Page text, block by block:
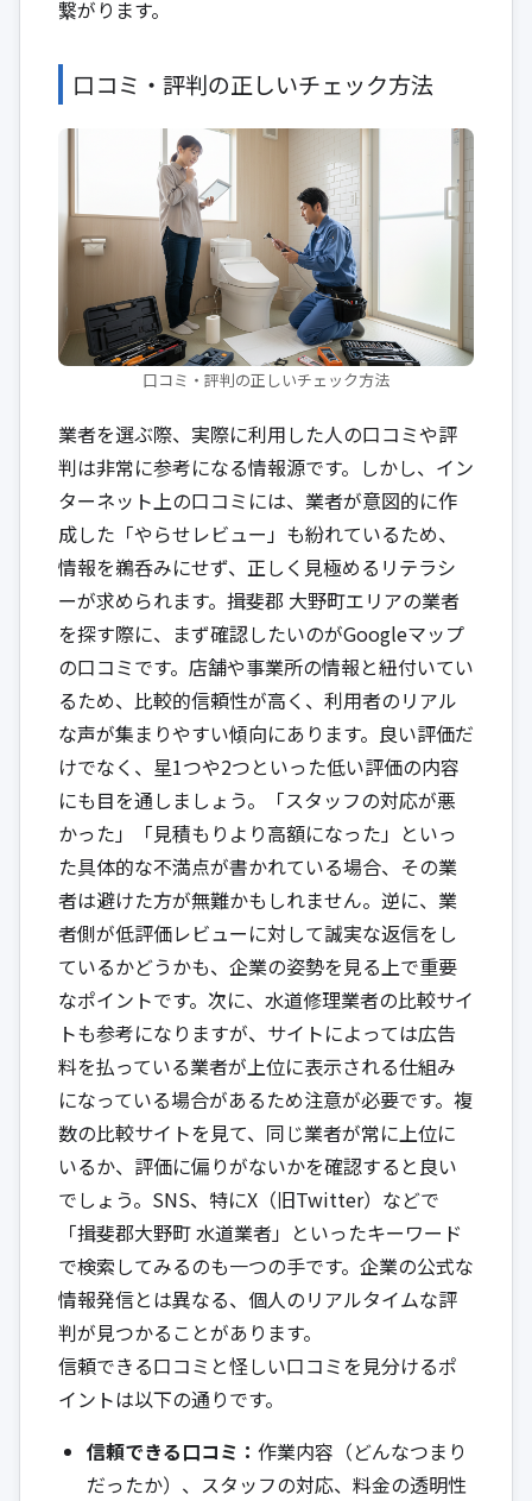
繋がります。
口コミ・評判の正しいチェック方法
口コミ・評判の正しいチェック方法
業者を選ぶ際、実際に利用した人の口コミや評
判は非常に参考になる情報源です。しかし、イン
ターネット上の口コミには、業者が意図的に作
成した「やらせレビュー」も紛れているため、
情報を鵜呑みにせず、正しく見極めるリテラシ
ーが求められます。揖斐郡 大野町エリアの業者
を探す際に、まず確認したいのがGoogleマップ
の口コミです。店舗や事業所の情報と紐付いてい
るため、比較的信頼性が高く、利用者のリアル
な声が集まりやすい傾向にあります。良い評価だ
けでなく、星1つや2つといった低い評価の内容
にも目を通しましょう。「スタッフの対応が悪
かった」「見積もりより高額になった」といっ
た具体的な不満点が書かれている場合、その業
者は避けた方が無難かもしれません。逆に、業
者側が低評価レビューに対して誠実な返信をし
ているかどうかも、企業の姿勢を見る上で重要
なポイントです。次に、水道修理業者の比較サイ
トも参考になりますが、サイトによっては広告
料を払っている業者が上位に表示される仕組み
になっている場合があるため注意が必要です。複
数の比較サイトを見て、同じ業者が常に上位に
いるか、評価に偏りがないかを確認すると良い
でしょう。SNS、特にX（旧Twitter）などで
「揖斐郡大野町 水道業者」といったキーワード
で検索してみるのも一つの手です。企業の公式な
情報発信とは異なる、個人のリアルタイムな評
判が見つかることがあります。
信頼できる口コミと怪しい口コミを見分けるポ
イントは以下の通りです。
信頼できる口コミ： 作業内容（どんなつまり
だったか）、スタッフの対応、料金の透明性